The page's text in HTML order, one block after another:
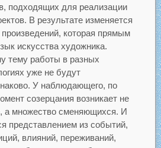
подходящих для реализации
В результате изменяется
которая прямым
искусства художника.
тему работы в разных
уже не будут
У наблюдающего, по
созерцания возникает не
а множество сменяющихся. И
представлением из событий,
влияний, переживаний,